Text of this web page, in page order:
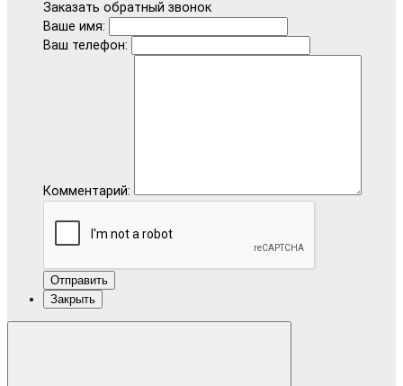
Заказать обратный звонок
Ваше имя:
Ваш телефон:
Комментарий:
Отправить
Закрыть